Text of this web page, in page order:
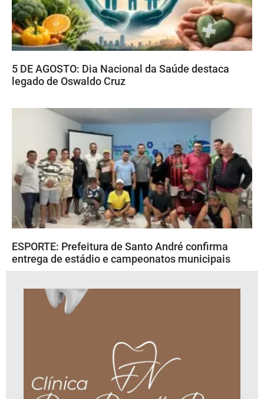
5 DE AGOSTO: Dia Nacional da Saúde destaca
legado de Oswaldo Cruz
ESPORTE: Prefeitura de Santo André confirma
entrega de estádio e campeonatos municipais